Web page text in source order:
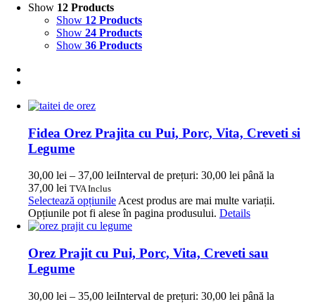
Show 12 Products
Show 12 Products
Show 24 Products
Show 36 Products
Fidea Orez Prajita cu Pui, Porc, Vita, Creveti si
Legume
30,00 lei – 37,00 leiInterval de prețuri: 30,00 lei până la
37,00 lei TVA Inclus
Selectează opțiunile Acest produs are mai multe variații.
Opțiunile pot fi alese în pagina produsului. Details
Orez Prajit cu Pui, Porc, Vita, Creveti sau
Legume
30,00 lei – 35,00 leiInterval de prețuri: 30,00 lei până la